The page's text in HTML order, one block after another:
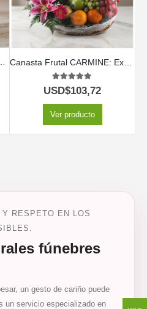
5.00out of 5
USD$103,72
Ver producto
RESPETO EN LOS
fúnebres
un gesto de cariño puede
un servicio especializado en